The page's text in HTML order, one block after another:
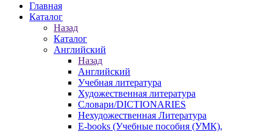
Главная
Каталог
Назад
Каталог
Английский
Назад
Английский
Учебная литература
Художественная литература
Словари/DICTIONARIES
Нехудожественная Литература
E-books (Учебные пособия (УМК),